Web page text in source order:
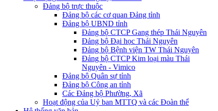
Đảng bộ trực thuộc
Đảng bộ các cơ quan Đảng tỉnh
Đảng bộ UBND tỉnh
Đảng bộ CTCP Gang thép Thái Nguyên
Đảng bộ Đại học Thái Nguyên
Đảng bộ Bệnh viện TW Thái Nguyên
Đảng bộ CTCP Kim loại màu Thái
Nguyên - Vimico
Đảng bộ Quân sự tỉnh
Đảng bộ Công an tỉnh
Các Đảng bộ Phường, Xã
Hoạt động của Uỷ ban MTTQ và các Đoàn thể